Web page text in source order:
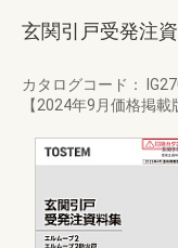
玄関引戸受発注
カタログコード：
【2024年9月価格掲